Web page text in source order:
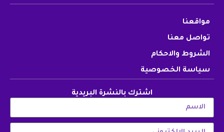
مواقعنا
تواصل معنا
الشروط والاحكام
سياسة الخصوصية
اشترك بالنشرة البريدية